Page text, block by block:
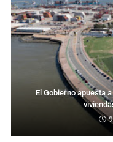
El Gobierno apuesta